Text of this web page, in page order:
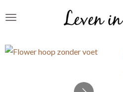
de